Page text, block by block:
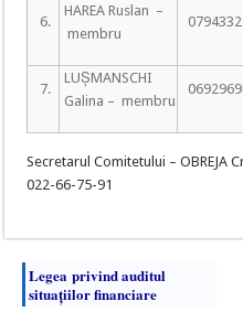
6.
HAREA Ruslan –
membru
7.
LUȘMANSCHI
Galina – membru
Secretarul Comitetului – OBREJA
022-66-75-91
Legea privind auditul
situațiilor financiare